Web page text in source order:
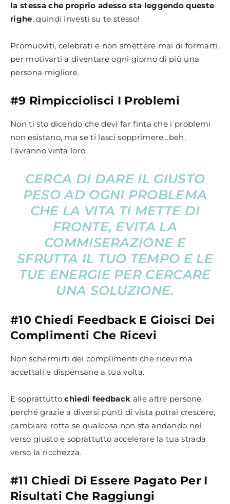
la stessa che proprio adesso sta leggendo queste
righe, quindi investi su te stesso!
Promuoviti, celebrati e non smettere mai di formarti,
per motivarti a diventare ogni giorno di più una
persona migliore.
#9 Rimpicciolisci I Problemi
Non ti sto dicendo che devi far finta che i problemi
non esistano, ma se ti lasci sopprimere…beh,
l’avranno vinta loro.
CERCA DI DARE IL GIUSTO
PESO AD OGNI PROBLEMA
CHE LA VITA TI METTE DI
FRONTE, EVITA LA
COMMISERAZIONE E
SFRUTTA IL TUO TEMPO E LE
TUE ENERGIE PER CERCARE
UNA SOLUZIONE.
#10 Chiedi Feedback E Gioisci Dei
Complimenti Che Ricevi
Non schermirti dei complimenti che ricevi ma
accettali e dispensane a tua volta.
E soprattuttochiedi feedback alle altre persone,
perché grazie a diversi punti di vista potrai crescere,
cambiare rotta se qualcosa non sta andando nel
verso giusto e soprattutto accelerare la tua strada
verso la ricchezza.
#11 Chiedi Di Essere Pagato Per I
Risultati Che Raggiungi